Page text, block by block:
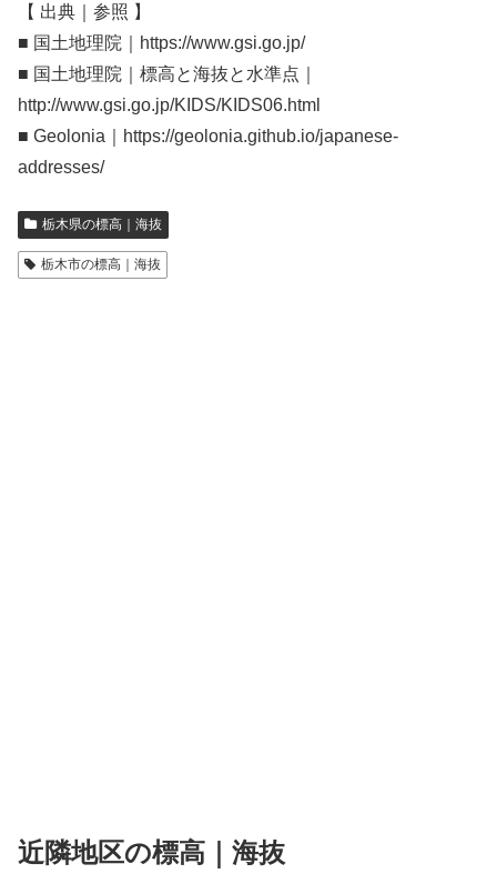
【 出典｜参照 】
■ 国土地理院｜https://www.gsi.go.jp/
■ 国土地理院｜標高と海抜と水準点｜
http://www.gsi.go.jp/KIDS/KIDS06.html
■ Geolonia｜https://geolonia.github.io/japanese-
addresses/
栃木県の標高｜海抜
栃木市の標高｜海抜
近隣地区の標高｜海抜